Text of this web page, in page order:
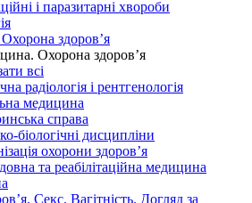
і паразитарні хвороби
здоров’я
Охорона здоров’я
всі
радіологія і рентгенологія
медицина
справа
біологічні дисципліни
охорони здоров’я
та реабілітаційна медицина
Секс. Вагітність. Догляд за